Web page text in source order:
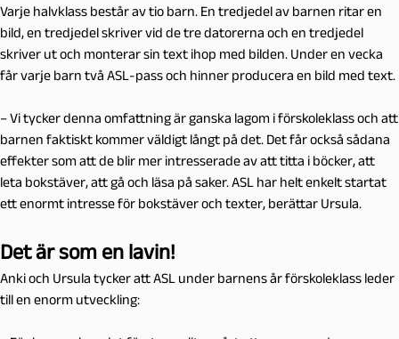
Varje halvklass består av tio barn. En tredjedel av barnen ritar en
bild, en tredjedel skriver vid de tre datorerna och en tredjedel
skriver ut och monterar sin text ihop med bilden. Under en vecka
får varje barn två ASL-pass och hinner producera en bild med text.
– Vi tycker denna omfattning är ganska lagom i förskoleklass och att
barnen faktiskt kommer väldigt långt på det. Det får också sådana
effekter som att de blir mer intresserade av att titta i böcker, att
leta bokstäver, att gå och läsa på saker. ASL har helt enkelt startat
ett enormt intresse för bokstäver och texter, berättar Ursula.
Det är som en lavin!
Anki och Ursula tycker att ASL under barnens år förskoleklass leder
till en enorm utveckling: